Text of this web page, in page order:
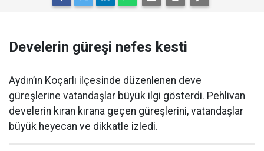
Develerin güreşi nefes kesti
Aydın’ın Koçarlı ilçesinde düzenlenen deve
güreşlerine vatandaşlar büyük ilgi gösterdi. Pehlivan
develerin kıran kırana geçen güreşlerini, vatandaşlar
büyük heyecan ve dikkatle izledi.